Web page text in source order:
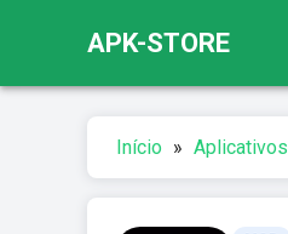
APK-STORE
Início » Aplicativos